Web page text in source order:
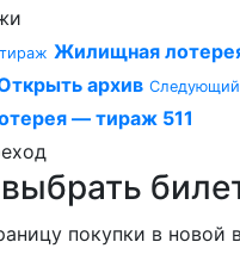
Жилищная
архив
— тираж 511
покупки в новой